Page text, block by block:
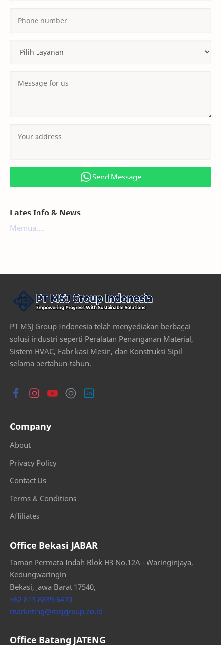
Send Message
Lates Info & News
Memuat...
PT MSJ Group Indonesia telah menyediakan berbagai
solusi industri seperti Peralatan Penanganan Material,
Sistem HVAC, Fabrikasi Mesin, dan Konstruksi Sipil
selama bertahun-tahun.
Company
About
Privacy Policy
Contact Us
Terms & Conditions
Affiliates
Office Bekasi JABAR
Taman Permata Indah Blok H3 No.12A - Waringinjaya,
Kedungwaringin
Bekasi, Jawa Barat 17540,
+62 813-8839-6470
marketing@msjgroup.co.id
Office Batang JATENG